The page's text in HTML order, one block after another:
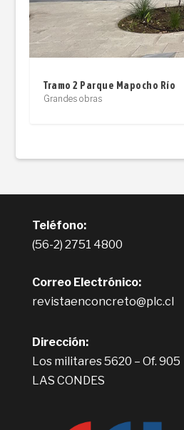
Tramo 2 Parque Mapocho Río
Grandes obras
Teléfono:
(56-2) 2751 4800
Correo Electrónico:
revistaenconcreto@plc.cl
Dirección:
Los militares 5620 – Of. 905
LAS CONDES